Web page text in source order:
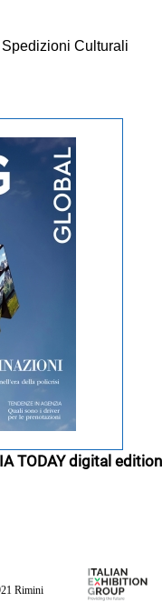
Culturali
TODAY digital edition
Rimini